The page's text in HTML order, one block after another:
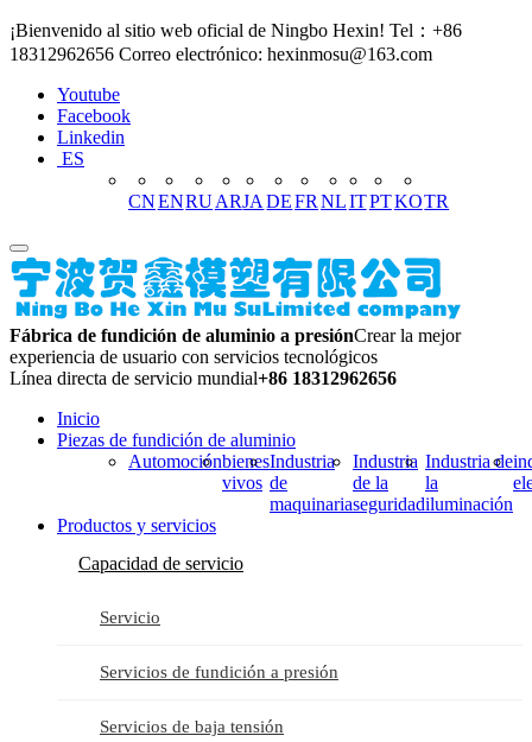
¡Bienvenido al sitio web oficial de Ningbo Hexin! Tel：+86
18312962656 Correo electrónico: hexinmosu@163.com
Youtube
Facebook
Linkedin
ES
CNENRUARJA DEFR NLITPTKOTR
Fábrica de fundición de aluminio a presiónCrear la mejor
experiencia de usuario con servicios tecnológicos
Línea directa de servicio mundial+86 18312962656
Inicio
Piezas de fundición de aluminio
Automociónbienes
vivos
Industria
de
maquinaria
Industria
de la
seguridad
Industria de
la
iluminación
Productos y servicios
Capacidad de servicio
Servicio
Servicios de fundición a presión
Servicios de baja tensión